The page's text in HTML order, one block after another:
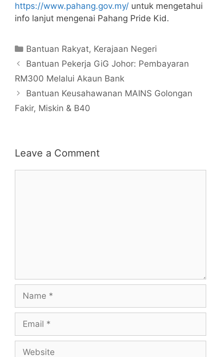
https://www.pahang.gov.my/ untuk mengetahui
info lanjut mengenai Pahang Pride Kid.
Categories
Bantuan Rakyat, Kerajaan Negeri
Bantuan Pekerja GiG Johor: Pembayaran
RM300 Melalui Akaun Bank
Bantuan Keusahawanan MAINS Golongan
Fakir, Miskin & B40
Leave a Comment